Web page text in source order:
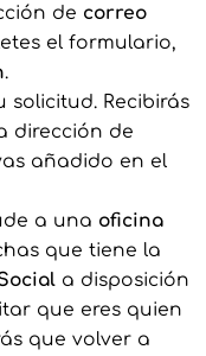
de correo
el formulario,
.
Recibirás
dirección de
añadido en el
a una oficina
que tiene la
a disposición
que eres quien
que volver a